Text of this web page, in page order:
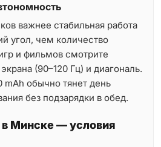
важнее стабильная работа
угол, чем количество
и фильмов смотрите
(90–120 Гц) и диагональ.
mAh обычно тянет день
без подзарядки в обед.
Минске — условия